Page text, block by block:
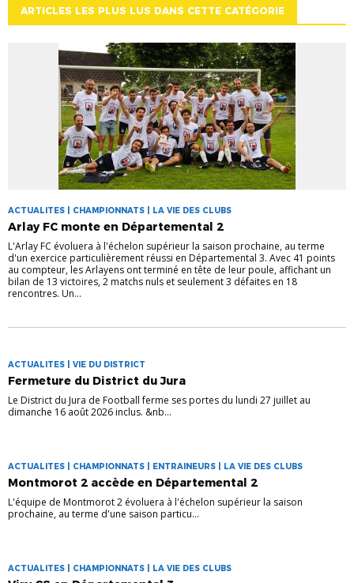
ARTICLES LES PLUS LUS DANS CETTE CATÉGORIE
ACTUALITES | CHAMPIONNATS | LA VIE DES CLUBS
Arlay FC monte en Départemental 2
L'Arlay FC évoluera à l'échelon supérieur la saison prochaine, au terme
d'un exercice particulièrement réussi en Départemental 3. Avec 41 points
au compteur, les Arlayens ont terminé en tête de leur poule, affichant un
bilan de 13 victoires, 2 matchs nuls et seulement 3 défaites en 18
rencontres. Un...
ACTUALITES | VIE DU DISTRICT
Fermeture du District du Jura
Le District du Jura de Football ferme ses portes du lundi 27 juillet au
dimanche 16 août 2026 inclus. &nb...
ACTUALITES | CHAMPIONNATS | ENTRAINEURS | LA VIE DES CLUBS
Montmorot 2 accède en Départemental 2
L'équipe de Montmorot 2 évoluera à l'échelon supérieur la saison
prochaine, au terme d'une saison particu...
ACTUALITES | CHAMPIONNATS | LA VIE DES CLUBS